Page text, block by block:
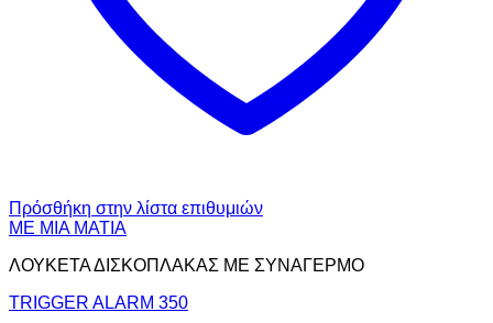
Πρόσθήκη στην λίστα επιθυμιών
ΜΕ ΜΙΑ ΜΑΤΙΑ
ΛΟΥΚΕΤΑ ΔΙΣΚΟΠΛΑΚΑΣ ΜΕ ΣΥΝΑΓΕΡΜΟ
TRIGGER ALARM 350